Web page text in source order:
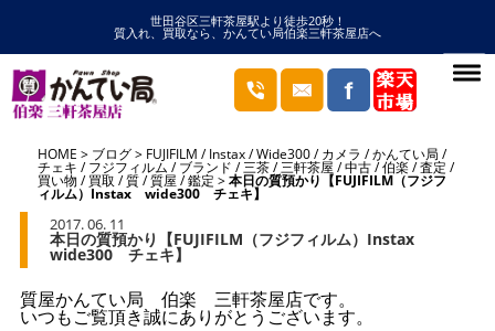
世田谷区三軒茶屋駅より徒歩20秒！
質入れ、買取なら、かんてい局伯楽三軒茶屋店へ
HOME ブログ FUJIFILM /Instax/Wide300/カメラ /かんてい局 /
チェキ /フジフィルム /ブランド /三茶/三軒茶屋 /中古/伯楽/査定 /
買い物 /買取 /質/質屋 /鑑定 本日の質預かり【FUJIFILM（フジフ
ィルム）Instax wide300 チェキ】
2017. 06. 11
本日の質預かり【FUJIFILM（フジフィルム）Instax
wide300 チェキ】
質屋かんてい局 伯楽 三軒茶屋店です。
いつもご覧頂き誠にありがとうございます。